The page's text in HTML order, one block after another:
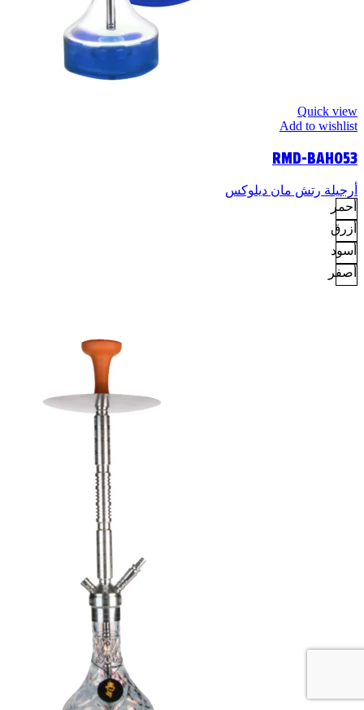
Quick view
Add to wishlist
RMD-BAH053
أرجيلة رتش مان ديلوكس
أحمر
أزرق
أسود
أصفر